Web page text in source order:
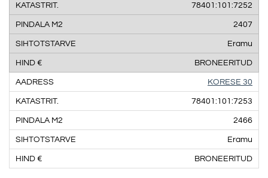
78401:101:7252
2407
Eramu
BRONEERITUD
KORESE 30
78401:101:7253
2466
Eramu
BRONEERITUD